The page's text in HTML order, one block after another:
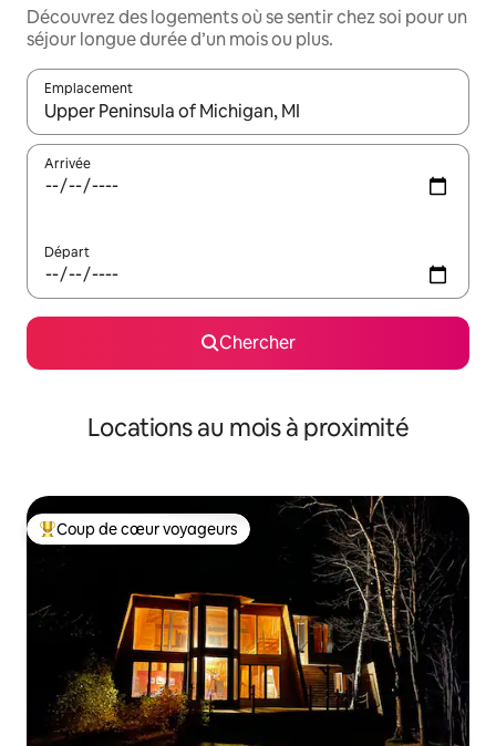
Découvrez des logements où se sentir chez soi pour un
séjour longue durée d’un mois ou plus.
Emplacement
Quand les résultats sont affichés, parcourez-les en utilisant
Arrivée
Départ
Chercher
Locations au mois à proximité
Coup de cœur voyageurs parmi les plus aimés
Coup de cœur voyageurs